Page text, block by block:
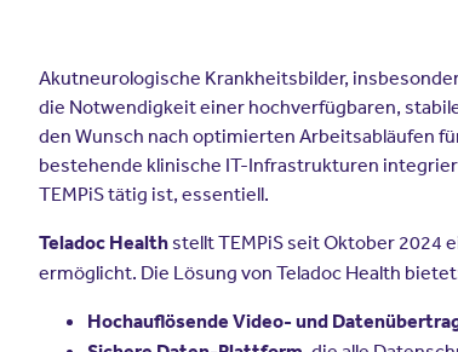
Akutneurologische Krankheitsbilder,
die Notwendigkeit einer hochverfügbaren,
den Wunsch nach optimierten Arbeitsabläufen
bestehende klinische IT-Infrastrukturen
TEMPiS tätig ist, essentiell.
Teladoc Healthstellt TEMPiS seit Oktober 2024
ermöglicht. Die Lösung von Teladoc Health
Hochauflösende Video- und